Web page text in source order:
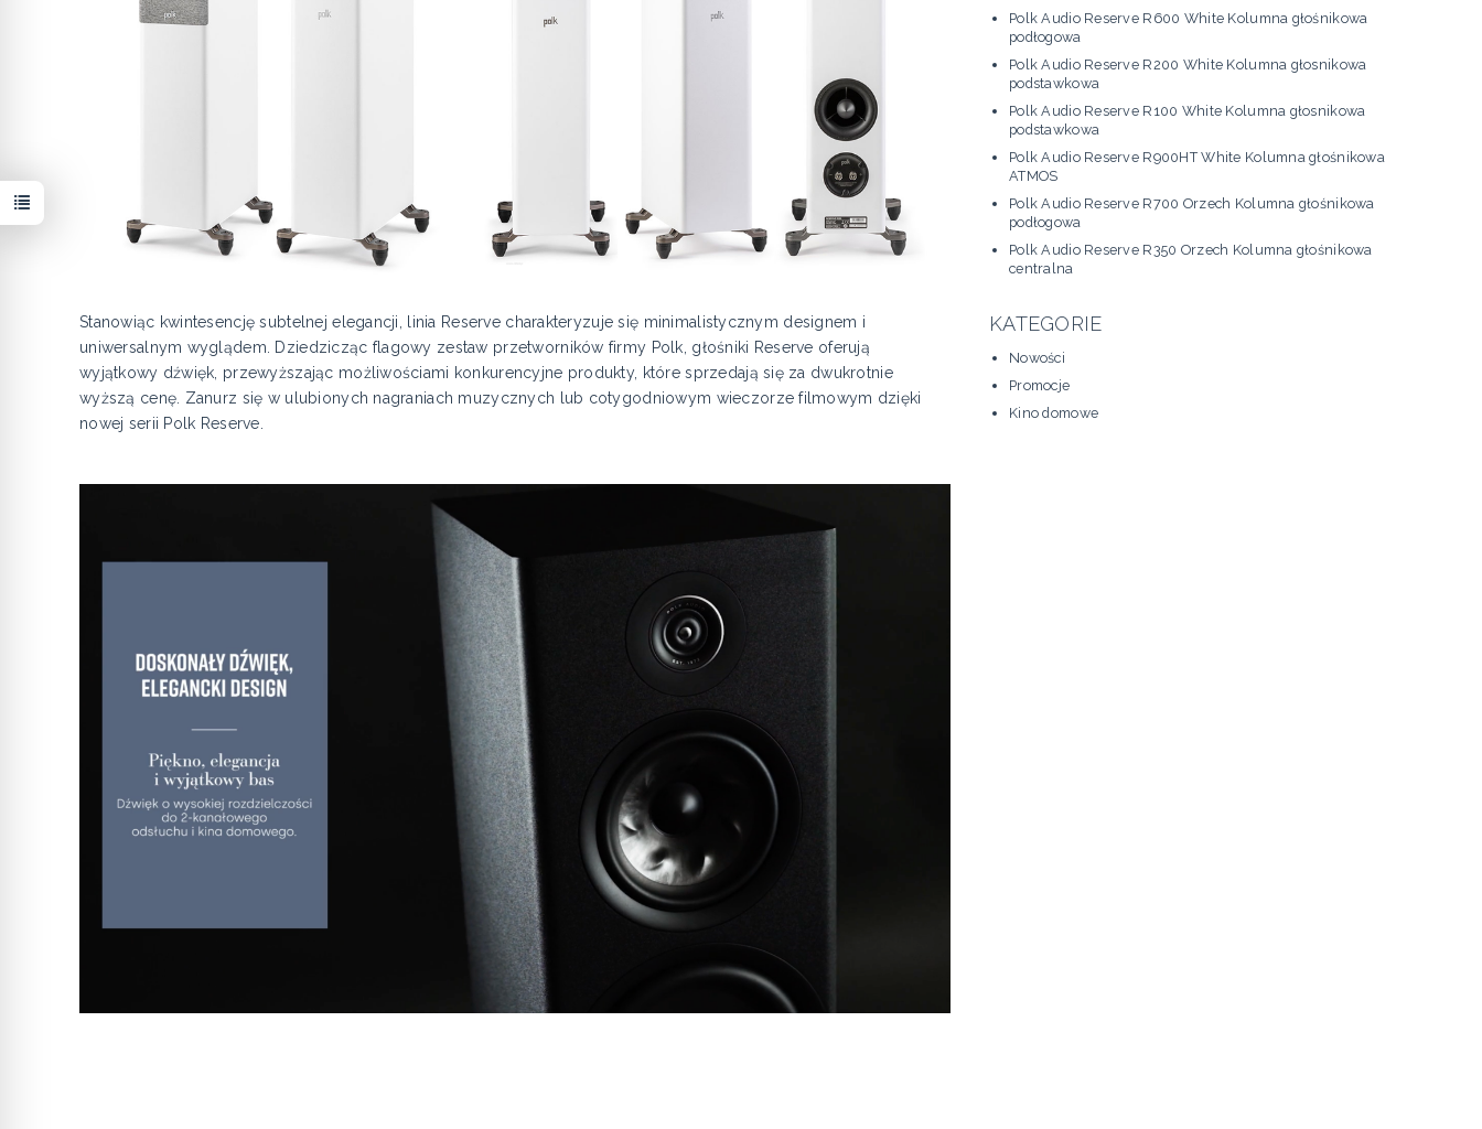
Stanowiąc kwintesencję subtelnej elegancji, linia Reserve charakteryzuje się minimalistycznym designem i
uniwersalnym wyglądem. Dziedzicząc flagowy zestaw przetworników firmy Polk, głośniki Reserve oferują
wyjątkowy dźwięk, przewyższając możliwościami konkurencyjne produkty, które sprzedają się za dwukrotnie
wyższą cenę. Zanurz się w ulubionych nagraniach muzycznych lub cotygodniowym wieczorze filmowym dzięki
nowej serii Polk Reserve.
Polk Audio Reserve R600 White Kolumna głośnikowa
podłogowa
Polk Audio Reserve R200 White Kolumna głosnikowa
podstawkowa
Polk Audio Reserve R100 White Kolumna głosnikowa
podstawkowa
Polk Audio Reserve R900HT White Kolumna głośnikowa
ATMOS
Polk Audio Reserve R700 Orzech Kolumna głośnikowa
podłogowa
Polk Audio Reserve R350 Orzech Kolumna głośnikowa
centralna
KATEGORIE
Nowości
Promocje
Kino domowe